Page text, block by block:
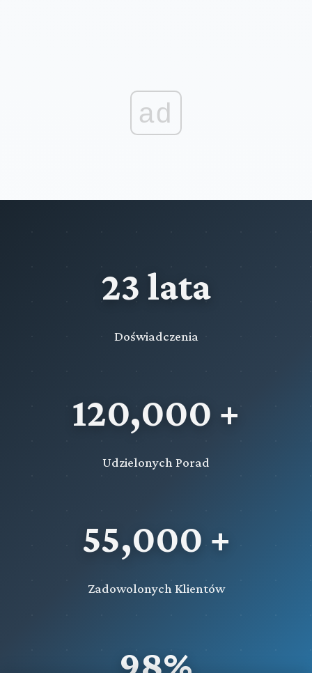
ad
23 lata
Doświadczenia
120,000 +
Udzielonych Porad
55,000 +
Zadowolonych Klientów
98%